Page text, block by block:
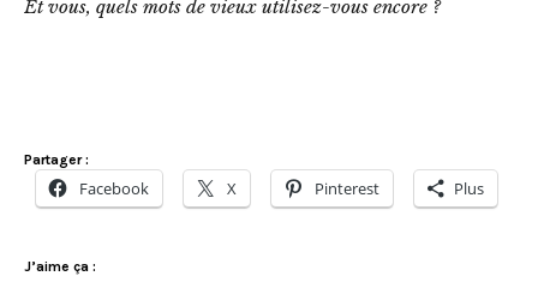
Et vous, quels mots de vieux utilisez-vous encore ?
Partager :
Facebook X Pinterest Plus
J’aime ça :